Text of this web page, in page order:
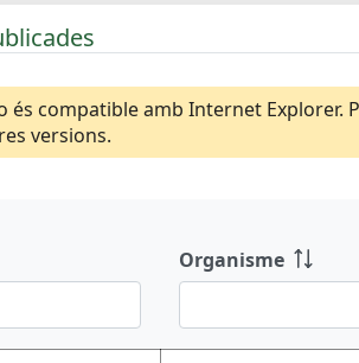
és compatible amb Internet Explorer.
versions.
Organisme